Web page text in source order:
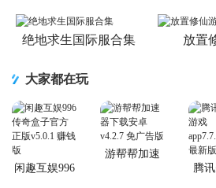
绝地求生国际服合集 放置
大家都在玩
闲趣互娱996
游帮帮加速
腾